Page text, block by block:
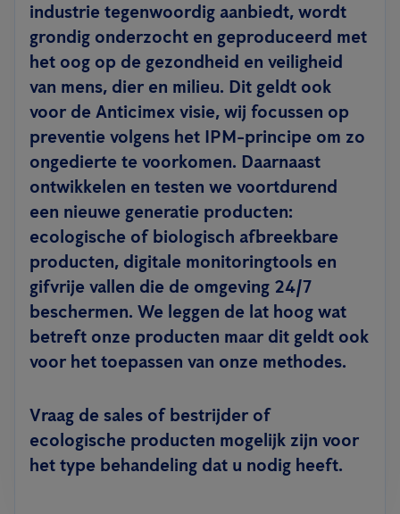
industrie tegenwoordig aanbiedt, wordt
grondig onderzocht en geproduceerd met
het oog op de gezondheid en veiligheid
van mens, dier en milieu. Dit geldt ook
voor de Anticimex visie, wij focussen op
preventie volgens het IPM-principe om zo
ongedierte te voorkomen. Daarnaast
ontwikkelen en testen we voortdurend
een nieuwe generatie producten:
ecologische of biologisch afbreekbare
producten, digitale monitoringtools en
gifvrije vallen die de omgeving 24/7
beschermen. We leggen de lat hoog wat
betreft onze producten maar dit geldt ook
voor het toepassen van onze methodes.
Vraag de sales of bestrijder of
ecologische producten mogelijk zijn voor
het type behandeling dat u nodig heeft.